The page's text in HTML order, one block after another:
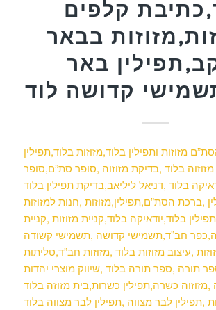
קלפים
בבאר
באר
קדושה לוד
מזוזות ותפילין בלוד,מזוזות בלוד,תפילין
בלוד ,בדיקת מזוזוה ,סופר סת”ם,סופר
בלוד ,דניאל ליליאב,בדיקת תפילין בלוד
,ברכת הסת”ם,תפילין,מזוזות ,חנות למזוזות
בלוד,יודאיקה בלוד,קניית מזוזות ,קניית
חב”ד,תשמישי קדושה ,תשמישי קשודה
,עיצוב מזוזות בלוד ,מזוזות חב”ד,טליתות
תורה ,ספר תורה בלוד ,שיווק מוצרי יהדות
,מזוזוה כשרה,תפילין כשרות,בית מזוזהבלוד
,תפילין לבר מצווה ,תפילין לבר מצווה בלוד